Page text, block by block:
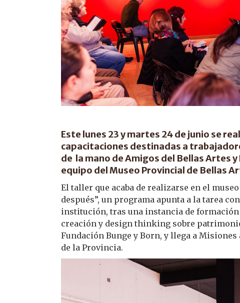
Este lunes 23 y martes 24 de junio se
capacitaciones destinadas a
de la mano de Amigos del Bellas Artes y
equipo del Museo Provincial de Bellas
El taller que acaba de realizarse en el
después”, un programa apunta a la tarea
institución, tras una instancia de formación
creación y design thinking sobre
Fundación Bunge y Born, y llega a Misiones
de la Provincia.